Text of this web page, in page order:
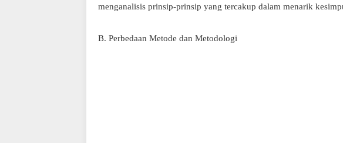
menganalisis prinsip-prinsip yang tercakup dalam menarik
B. Perbedaan Metode dan Metodologi